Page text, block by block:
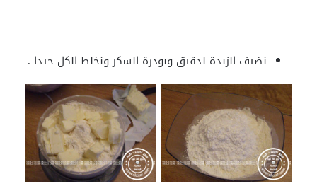
نضيف الزبدة لدقيق وبودرة السكر ونخلط الكل جيدا .